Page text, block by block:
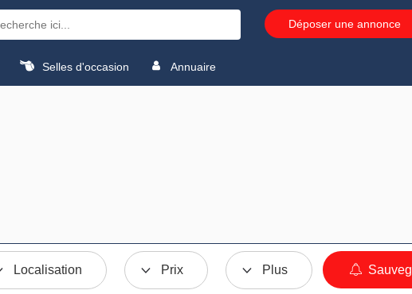
Déposer une annonce
Selles d'occasion Annuaire
Localisation Prix Plus